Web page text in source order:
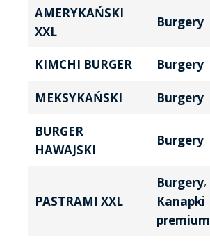
AMERYKAŃSKI
XXL
Burgery
KIMCHI BURGER Burgery
MEKSYKAŃSKI Burgery
BURGER
HAWAJSKI
Burgery
PASTRAMI XXL
Burgery,
Kanapki
premium